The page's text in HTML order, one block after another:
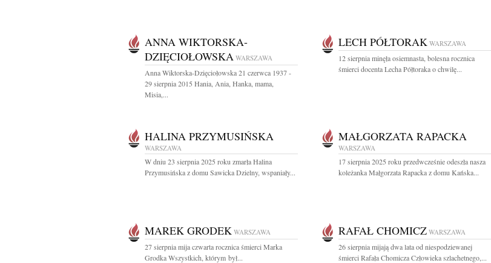
ANNA WIKTORSKA-
DZIĘCIOŁOWSKA WARSZAWA
Anna Wiktorska-Dzięciołowska 21 czerwca 1937 -
29 sierpnia 2015 Hania, Ania, Hanka, mama,
Misia,...
LECH PÓŁTORAK WARSZAWA
12 sierpnia minęła osiemnasta, bolesna rocznica
śmierci docenta Lecha Półtoraka o chwilę...
HALINA PRZYMUSIŃSKA
WARSZAWA
W dniu 23 sierpnia 2025 roku zmarła Halina
Przymusińska z domu Sawicka Dzielny, wspaniały...
MAŁGORZATA RAPACKA
WARSZAWA
17 sierpnia 2025 roku przedwcześnie odeszła nasza
koleżanka Małgorzata Rapacka z domu Kańska...
MAREK GRODEK WARSZAWA
27 sierpnia mija czwarta rocznica śmierci Marka
Grodka Wszystkich, którym był...
RAFAŁ CHOMICZ WARSZAWA
26 sierpnia mijają dwa lata od niespodziewanej
śmierci Rafała Chomicza Człowieka szlachetnego,...